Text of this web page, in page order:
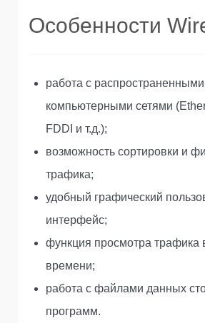
Особенности
работа с распространенными
компьютерными сетями
FDDI и т.д.);
возможность сортировки и
трафика;
удобный графический
интерфейс;
функция просмотра трафика
времени;
работа с файлами данных
программ.